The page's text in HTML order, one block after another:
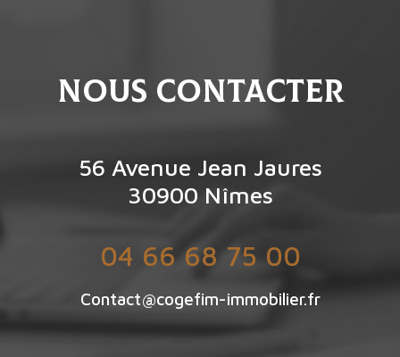
Nous contacter
56 Avenue Jean Jaures
30900 Nîmes
04 66 68 75 00
Contact@cogefim-immobilier.fr